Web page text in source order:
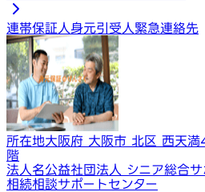
連帯保証人身元引受人緊急連絡先
所在地大阪府 大阪市 北区 西天
階
法人名公益社団法人 シニア総合サ
相続相談サポートセンター